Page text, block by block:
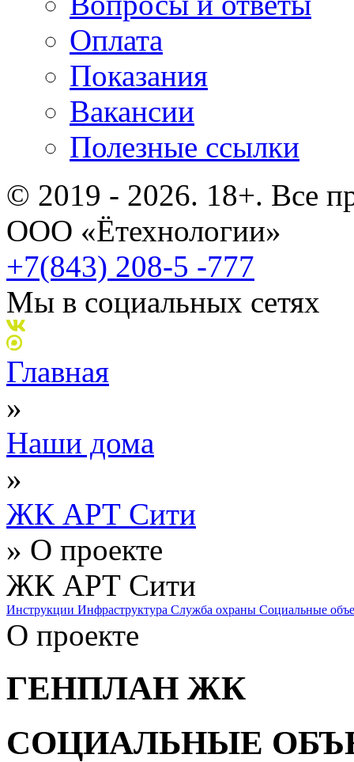
Оплата
Показания
Вакансии
Полезные ссылки
© 2019 - 2026. 18+. Все
ООО «Ётехнологии»
+7(843) 208-5 -777
Мы в социальных сетях
Главная
»
Наши дома
»
ЖК АРТ Сити
» О проекте
ЖК АРТ Сити
Инструкции Инфраструктура Служба охраны Социальные
О проекте
ГЕНПЛАН ЖК
СОЦИАЛЬНЫЕ